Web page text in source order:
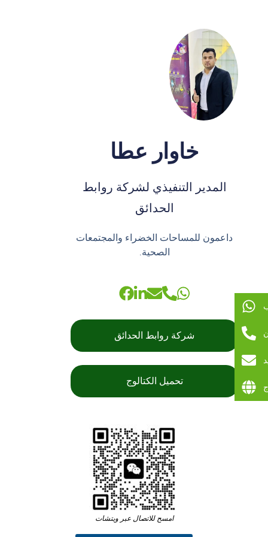
خاوار عطا
المدير التنفيذي لشركة روابط
الحدائق
داعمون للمساحات الخضراء والمجتمعات
الصحية.
شركة روابط الحدائق
تحميل الكتالوج
امسح للاتصال عبر ويتشات